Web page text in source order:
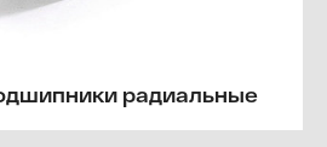
радиальные